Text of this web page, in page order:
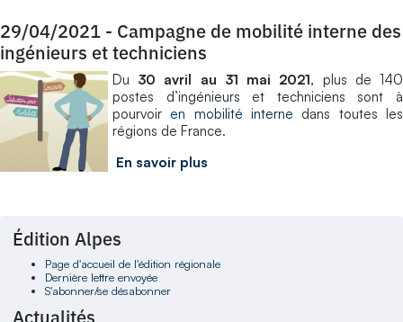
29/04/2021 - Campagne de mobilité interne des
ingénieurs et techniciens
Du 30 avril au 31 mai 2021, plus de 140
postes d’ingénieurs et techniciens sont à
pourvoir en mobilité interne dans toutes les
régions de France.
En savoir plus
Édition Alpes
Page d'accueil de l'édition régionale
Dernière lettre envoyée
S'abonner/se désabonner
Actualités